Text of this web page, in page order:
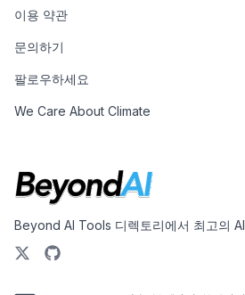
이용 약관
문의하기
팔로우하세요
We Care About Climate
Beyond AI Tools 디렉토리에서 최고의